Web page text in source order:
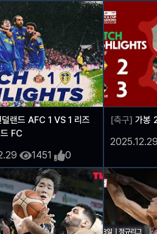
덜랜드 AFC 1 VS 1 리즈
FC
1451 0
[축구] 가봉
2025.12.29